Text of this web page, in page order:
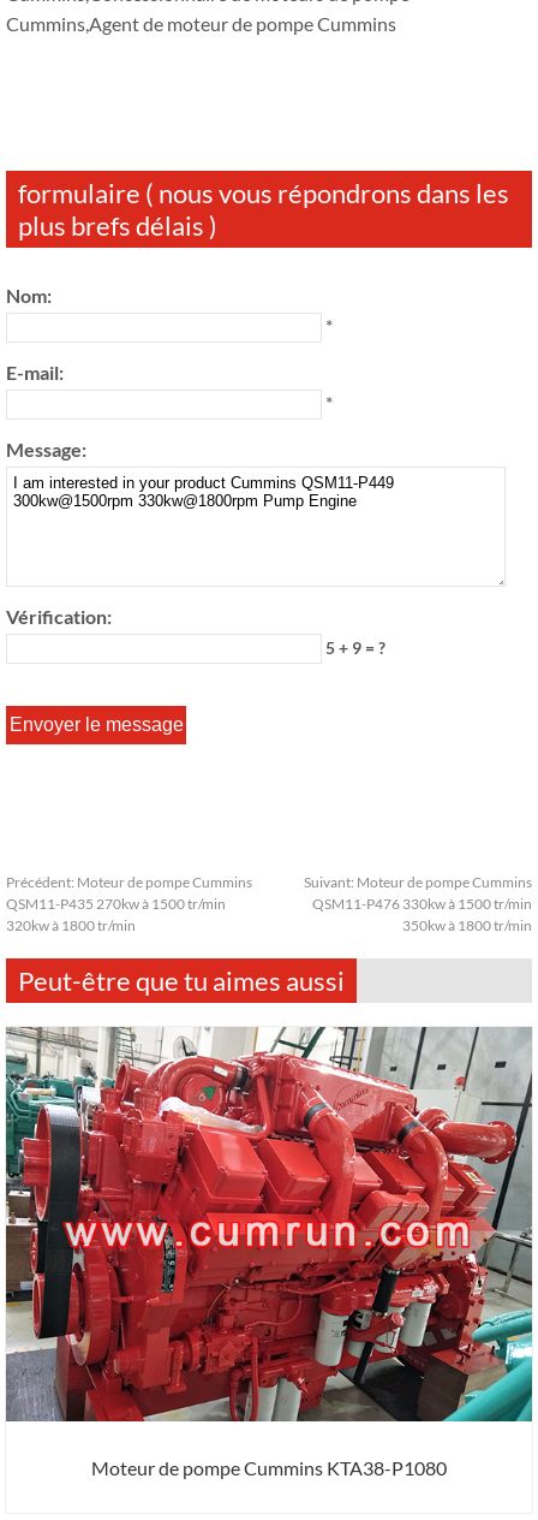
Cummins,Agent de moteur de pompe Cummins
formulaire ( nous vous répondrons dans les
plus brefs délais )
Nom:
*
E-mail:
*
Message:
Vérification:
5 + 9 = ?
Précédent: Moteur de pompe Cummins
QSM11-P435 270kw à 1500 tr/min
320kw à 1800 tr/min
Suivant: Moteur de pompe Cummins
QSM11-P476 330kw à 1500 tr/min
350kw à 1800 tr/min
Peut-être que tu aimes aussi
Moteur de pompe Cummins KTA38-P1080